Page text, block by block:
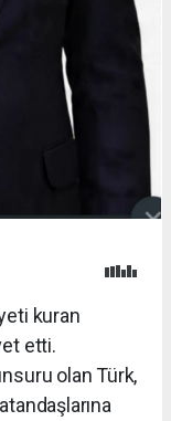
kuran
etti.
olan Türk,